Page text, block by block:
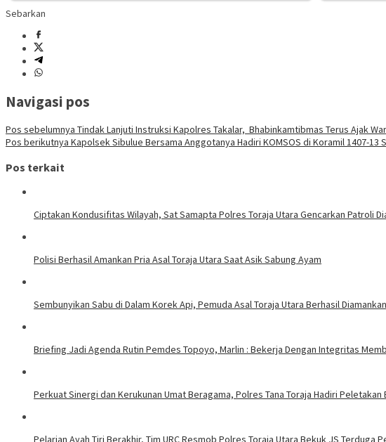
Sebarkan
Navigasi pos
Pos sebelumnya Tindak Lanjuti Instruksi Kapolres Takalar, Bhabinkamtibmas Terus Ajak
Pos berikutnya Kapolsek Sibulue Bersama Anggotanya Hadiri KOMSOS di Koramil 1407-13
Pos terkait
Ciptakan Kondusifitas Wilayah, Sat Samapta Polres Toraja Utara Gencarkan Patroli
Polisi Berhasil Amankan Pria Asal Toraja Utara Saat Asik Sabung Ayam
Sembunyikan Sabu di Dalam Korek Api, Pemuda Asal Toraja Utara Berhasil
Briefing Jadi Agenda Rutin Pemdes Topoyo, Marlin : Bekerja Dengan Integritas
Perkuat Sinergi dan Kerukunan Umat Beragama, Polres Tana Toraja Hadiri
Pelarian Ayah Tiri Berakhir, Tim URC Resmob Polres Toraja Utara Bekuk JS Terduga